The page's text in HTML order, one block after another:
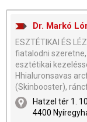
Dr. Markó
ESZTÉTIKAI ÉS
fiatalodni
esztétikai
Hhialuronsavas
(Skinbooster),
Hatzel tér 1.
4400